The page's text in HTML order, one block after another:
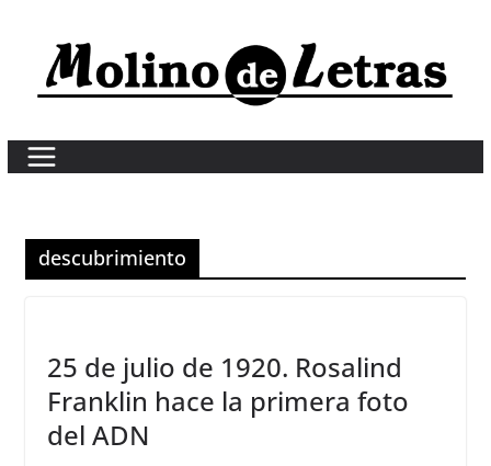
content
descubrimiento
25 de julio de 1920. Rosalind
Franklin hace la primera foto
del ADN